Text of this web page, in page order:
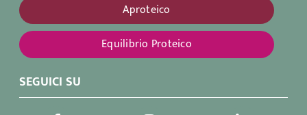
Aproteico
Equilibrio Proteico
SEGUICI SU